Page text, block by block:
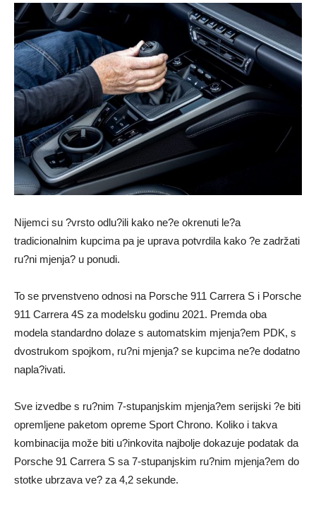
Nijemci su ?vrsto odlu?ili kako ne?e okrenuti le?a
tradicionalnim kupcima pa je uprava potvrdila kako ?e zadržati
ru?ni mjenja? u ponudi.
To se prvenstveno odnosi na Porsche 911 Carrera S i Porsche
911 Carrera 4S za modelsku godinu 2021. Premda oba
modela standardno dolaze s automatskim mjenja?em PDK, s
dvostrukom spojkom, ru?ni mjenja? se kupcima ne?e dodatno
napla?ivati.
Sve izvedbe s ru?nim 7-stupanjskim mjenja?em serijski ?e biti
opremljene paketom opreme Sport Chrono. Koliko i takva
kombinacija može biti u?inkovita najbolje dokazuje podatak da
Porsche 91 Carrera S sa 7-stupanjskim ru?nim mjenja?em do
stotke ubrzava ve? za 4,2 sekunde.